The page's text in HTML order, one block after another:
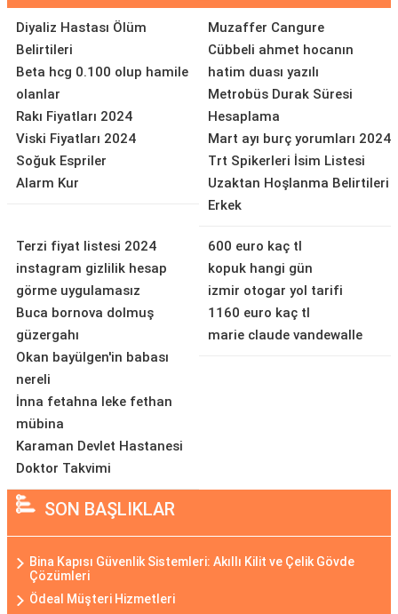
Diyaliz Hastası Ölüm
Belirtileri
Beta hcg 0.100 olup hamile
olanlar
Rakı Fiyatları 2024
Viski Fiyatları 2024
Soğuk Espriler
Alarm Kur
Muzaffer Cangure
Cübbeli ahmet hocanın
hatim duası yazılı
Metrobüs Durak Süresi
Hesaplama
Mart ayı burç yorumları 2024
Trt Spikerleri İsim Listesi
Uzaktan Hoşlanma Belirtileri
Erkek
Terzi fiyat listesi 2024
instagram gizlilik hesap
görme uygulamasız
Buca bornova dolmuş
güzergahı
Okan bayülgen'in babası
nereli
İnna fetahna leke fethan
mübina
Karaman Devlet Hastanesi
Doktor Takvimi
600 euro kaç tl
kopuk hangi gün
izmir otogar yol tarifi
1160 euro kaç tl
marie claude vandewalle
SON BAŞLIKLAR
Bina Kapısı Güvenlik Sistemleri: Akıllı Kilit ve Çelik Gövde
Çözümleri
Ödeal Müşteri Hizmetleri